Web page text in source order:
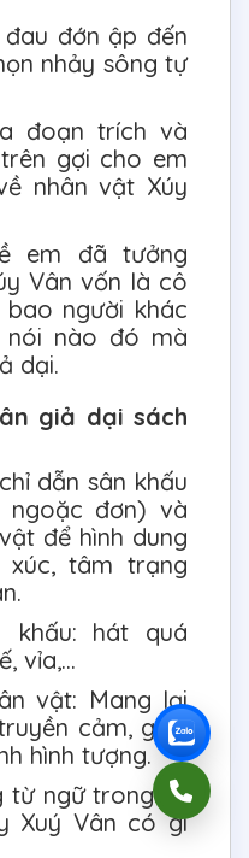
đớn ập đến
nhảy sông tự
đoạn trích và
gợi cho em
nhân vật Xúy
em đã tưởng
Vân vốn là cô
bao người khác
nào đó mà
dại.
giả dại sách
dẫn sân khấu
ngoặc đơn) và
để hình dung
tâm trạng
hát quá
vỉa,...
vật: Mang lại
cảm, giản
hình tượng.
từ ngữ trong lời
Xuý Vân có gì